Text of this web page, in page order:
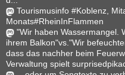
Tourismusinfo #Koblenz,
Monats#RheinInFlammen
"Wir haben Wassermangel.
ihrem Balkon"vs."Wir
dass das nachher beim
Verwaltung spielt